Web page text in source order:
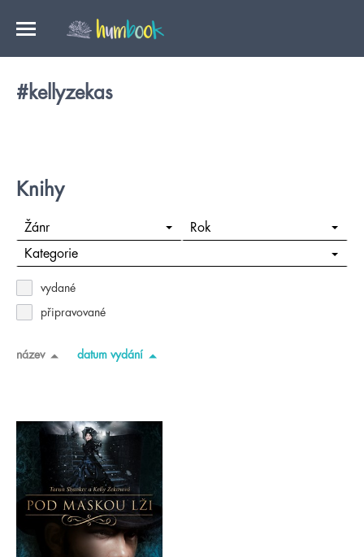
#kellyzekas
Knihy
Žánr Rok
Kategorie
vydané
připravované
název datum vydání